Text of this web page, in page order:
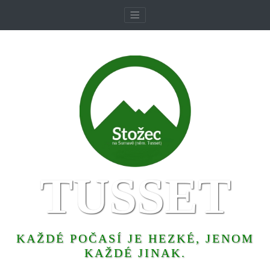
TUSSET
KAŽDÉ POČASÍ JE HEZKÉ, JENOM
KAŽDÉ JINAK.